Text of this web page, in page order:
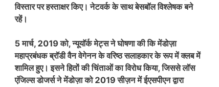
विस्तार पर हस्ताक्षर किए। नेटवर्क के साथ बेसबॉल विश्लेषक बने
रहें।
5 मार्च, 2019 को, न्यूयॉर्क मेट्स ने घोषणा की कि मेंडोज़ा
महाप्रबंधक ब्रॉडी वैन वेगेनन के वरिष्ठ सलाहकार के रूप में क्लब में
शामिल हुए। इसने हितों की चिंताओं का विरोध किया, जिससे लॉस
एंजिल्स डोजर्स ने मेंडोज़ा को 2019 सीज़न में ईएसपीएन द्वारा